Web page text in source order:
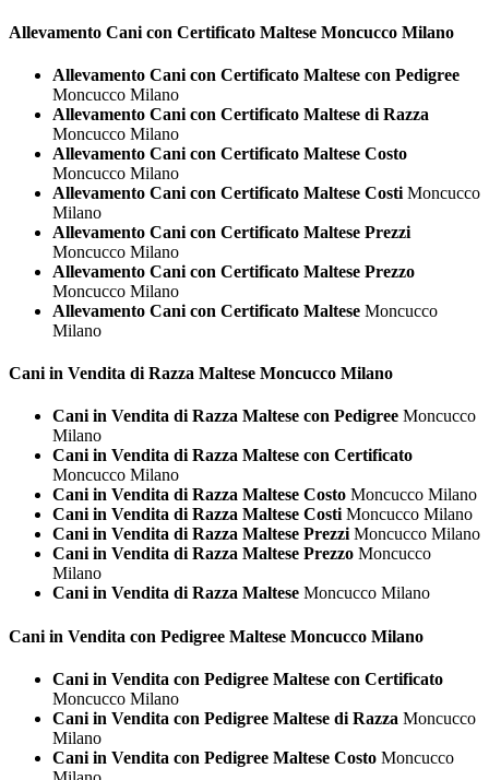
Allevamento Cani con Certificato Maltese Moncucco Milano
Allevamento Cani con Certificato Maltese con Pedigree
Moncucco Milano
Allevamento Cani con Certificato Maltese di Razza
Moncucco Milano
Allevamento Cani con Certificato Maltese Costo
Moncucco Milano
Allevamento Cani con Certificato Maltese Costi Moncucco
Milano
Allevamento Cani con Certificato Maltese Prezzi
Moncucco Milano
Allevamento Cani con Certificato Maltese Prezzo
Moncucco Milano
Allevamento Cani con Certificato Maltese Moncucco
Milano
Cani in Vendita di Razza Maltese Moncucco Milano
Cani in Vendita di Razza Maltese con Pedigree Moncucco
Milano
Cani in Vendita di Razza Maltese con Certificato
Moncucco Milano
Cani in Vendita di Razza Maltese Costo Moncucco Milano
Cani in Vendita di Razza Maltese CostiMoncucco Milano
Cani in Vendita di Razza Maltese PrezziMoncucco Milano
Cani in Vendita di Razza Maltese Prezzo Moncucco
Milano
Cani in Vendita di Razza Maltese Moncucco Milano
Cani in Vendita con Pedigree Maltese Moncucco Milano
Cani in Vendita con Pedigree Maltese con Certificato
Moncucco Milano
Cani in Vendita con Pedigree Maltese di Razza Moncucco
Milano
Cani in Vendita con Pedigree Maltese Costo Moncucco